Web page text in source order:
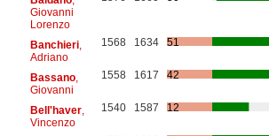
Giovanni
Lorenzo
Banchieri,
Adriano
1568 1634 51
Bassano,
Giovanni
1558 1617 42
Bell'haver,
Vincenzo
1540 1587 12